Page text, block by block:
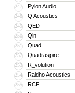
247 Pylon Audio
248 Q Acoustics
249 QED
250 Qln
251 Quad
252 Quadraspire
253 R_volution
254 Raidho Acoustics
255 RCF